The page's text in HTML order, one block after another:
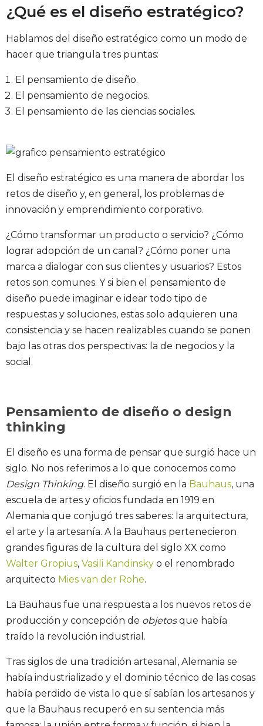
¿Qué es el diseño estratégico?
Hablamos del diseño estratégico como un modo de
hacer que triangula tres puntas:
El pensamiento de diseño.
El pensamiento de negocios.
El pensamiento de las ciencias sociales.
El diseño estratégico es una manera de abordar los
retos de diseño y, en general, los problemas de
innovación y emprendimiento corporativo.
¿Cómo transformar un producto o servicio? ¿Cómo
lograr adopción de un canal? ¿Cómo poner una
marca a dialogar con sus clientes y usuarios? Estos
retos son comunes. Y si bien el pensamiento de
diseño puede imaginar e idear todo tipo de
respuestas y soluciones, estas solo adquieren una
consistencia y se hacen realizables cuando se ponen
bajo las otras dos perspectivas: la de negocios y la
social.
Pensamiento de diseño o design
thinking
El diseño es una forma de pensar que surgió hace un
siglo. No nos referimos a lo que conocemos como
Design Thinking. El diseño surgió en la Bauhaus, una
escuela de artes y oficios fundada en 1919 en
Alemania que conjugó tres saberes: la arquitectura,
el arte y la artesanía. A la Bauhaus pertenecieron
grandes figuras de la cultura del siglo XX como
Walter Gropius, Vasili Kandinsky o el renombrado
arquitecto Mies van der Rohe.
La Bauhaus fue una respuesta a los nuevos retos de
producción y concepción de objetosque había
traído la revolución industrial.
Tras siglos de una tradición artesanal, Alemania se
había industrializado y el dominio técnico de las cosas
había perdido de vista lo que sí sabían los artesanos y
que la Bauhaus recuperó en su sentencia más